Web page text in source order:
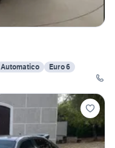
Automatico
Euro 6